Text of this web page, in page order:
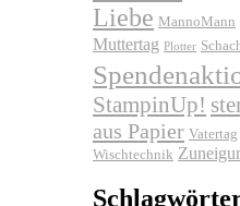
Liebe MannoMann
Muttertag Plotter
StampinUp!
aus Papier Vatertag
Wischtechnik